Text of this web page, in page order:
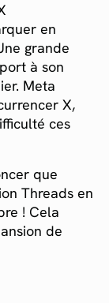
en
grande
à son
Meta
X,
ces
que
Threads en
! Cela
de